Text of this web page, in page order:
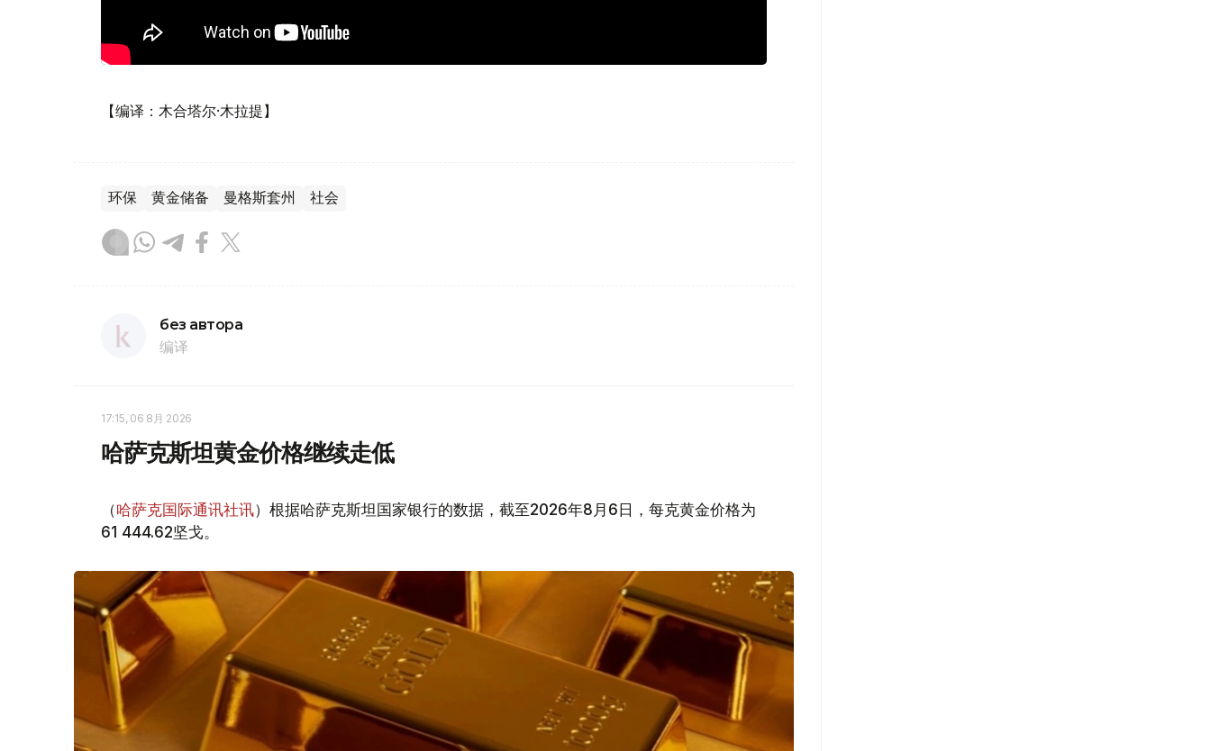
【编译：木合塔尔·木拉提】
环保 黄金储备 曼格斯套州 社会
без автора
编译
17:15, 06 8月 2026
哈萨克斯坦黄金价格继续走低
（哈萨克国际通讯社讯）根据哈萨克斯坦国家银行的数据，截至2026年8月6日，每克黄金价格为
61 444.62坚戈。